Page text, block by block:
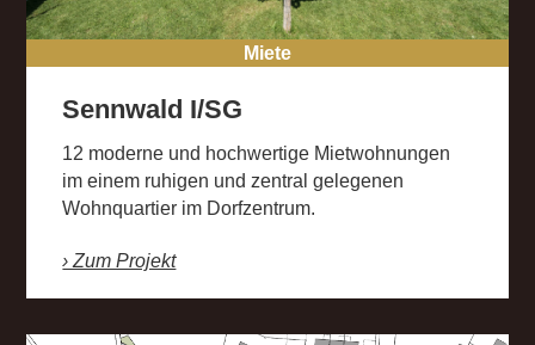
Miete
Sennwald I/SG
12 moderne und hochwertige Mietwohnungen
im einem ruhigen und zentral gelegenen
Wohnquartier im Dorfzentrum.
› Zum Projekt